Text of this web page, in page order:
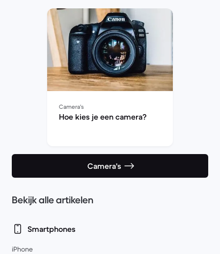
Camera's
Hoe kies je een camera?
Camera's
Bekijk alle artikelen
Smartphones
iPhone